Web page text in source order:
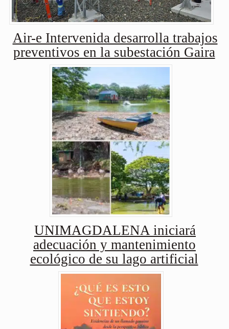
Air-e Intervenida desarrolla trabajos
preventivos en la subestación Gaira
UNIMAGDALENA iniciará
adecuación y mantenimiento
ecológico de su lago artificial